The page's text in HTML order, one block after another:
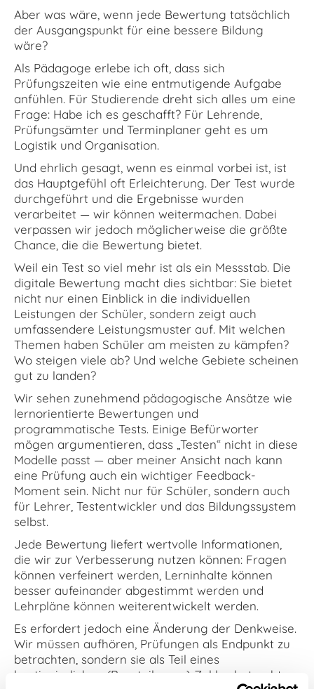
Aber was wäre, wenn jede Bewertung tatsächlich
der Ausgangspunkt für eine bessere Bildung
wäre?
Als Pädagoge erlebe ich oft, dass sich
Prüfungszeiten wie eine entmutigende Aufgabe
anfühlen. Für Studierende dreht sich alles um eine
Frage: Habe ich es geschafft? Für Lehrende,
Prüfungsämter und Terminplaner geht es um
Logistik und Organisation.
Und ehrlich gesagt, wenn es einmal vorbei ist, ist
das Hauptgefühl oft Erleichterung. Der Test wurde
durchgeführt und die Ergebnisse wurden
verarbeitet — wir können weitermachen. Dabei
verpassen wir jedoch möglicherweise die größte
Chance, die die Bewertung bietet.
Weil ein Test so viel mehr ist als ein Messstab. Die
digitale Bewertung macht dies sichtbar: Sie bietet
nicht nur einen Einblick in die individuellen
Leistungen der Schüler, sondern zeigt auch
umfassendere Leistungsmuster auf. Mit welchen
Themen haben Schüler am meisten zu kämpfen?
Wo steigen viele ab? Und welche Gebiete scheinen
gut zu landen?
Wir sehen zunehmend pädagogische Ansätze wie
lernorientierte Bewertungen und
programmatische Tests. Einige Befürworter
mögen argumentieren, dass „Testen“ nicht in diese
Modelle passt — aber meiner Ansicht nach kann
eine Prüfung auch ein wichtiger Feedback-
Moment sein. Nicht nur für Schüler, sondern auch
für Lehrer, Testentwickler und das Bildungssystem
selbst.
Jede Bewertung liefert wertvolle Informationen,
die wir zur Verbesserung nutzen können: Fragen
können verfeinert werden, Lerninhalte können
besser aufeinander abgestimmt werden und
Lehrpläne können weiterentwickelt werden.
Es erfordert jedoch eine Änderung der Denkweise.
Wir müssen aufhören, Prüfungen als Endpunkt zu
betrachten, sondern sie als Teil eines
kontinuierlichen (Beurteilungs-) Zyklus betrachten